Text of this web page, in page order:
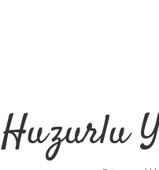
Huzurlu